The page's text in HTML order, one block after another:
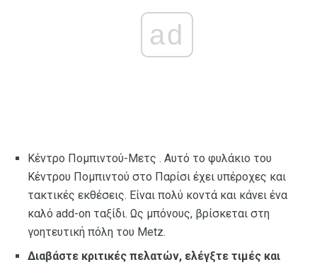
ad
Κέντρο Πομπιντού-Μετς . Αυτό το φυλάκιο του
Κέντρου Πομπιντού στο Παρίσι έχει υπέροχες και
τακτικές εκθέσεις. Είναι πολύ κοντά και κάνει ένα
καλό add-on ταξίδι. Ως μπόνους, βρίσκεται στη
γοητευτική πόλη του Metz.
Διαβάστε κριτικές πελατών, ελέγξτε τιμές και